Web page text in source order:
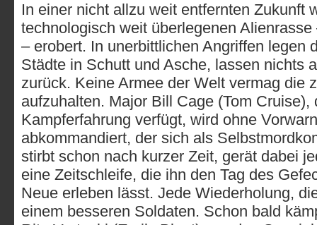
In einer nicht allzu weit entfernten Zukunft
technologisch weit überlegenen
– erobert. In unerbittlichen Angriffen legen
Städte in Schutt und Asche, lassen nichts
zurück. Keine Armee der Welt vermag die
aufzuhalten. Major Bill Cage (Tom Cruise),
Kampferfahrung verfügt, wird ohne
abkommandiert, der sich als
stirbt schon nach kurzer Zeit, gerät dabei
eine Zeitschleife, die ihn den Tag des
Neue erleben lässt. Jede Wiederholung,
einem besseren Soldaten. Schon bald